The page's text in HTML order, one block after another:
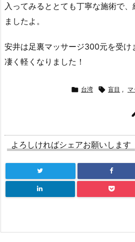
入ってみるととても丁寧な施術で
ましたよ。
安井は足裏マッサージ300元を受け
凄く軽くなりました！
 台湾  盲目 , マ
よろしければシェアお願いします